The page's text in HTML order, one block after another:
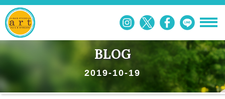
BLOG
2019-10-19